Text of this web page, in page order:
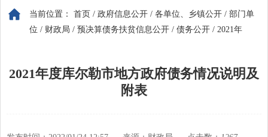
当前位置： 首页 / 政府信息公开 / 各单位、乡镇公开 / 部门单
位 / 财政局 / 预决算债务扶贫信息公开 / 债务公开 / 2021年
2021年度库尔勒市地方政府债务情况说明及
附表